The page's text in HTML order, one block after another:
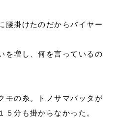
腰掛けたのだからバイヤー
を増し、何を言っているの
モの糸。トノサマバッタが
５分も掛からなかった。